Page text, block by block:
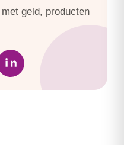
geld, producten